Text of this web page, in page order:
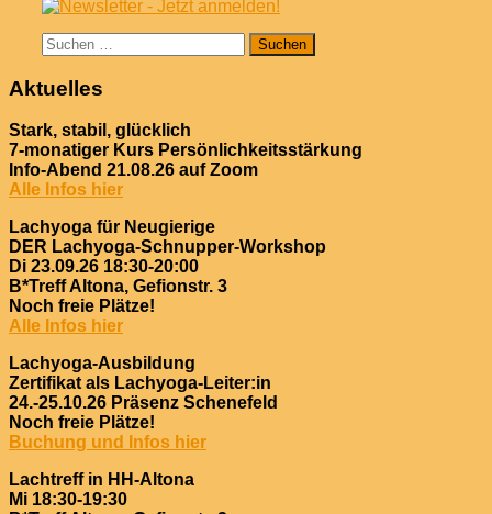
Suchen
nach:
Aktuelles
Stark, stabil, glücklich
7-monatiger Kurs Persönlichkeitsstärkung
Info-Abend 21.08.26 auf Zoom
Alle Infos hier
Lachyoga für Neugierige
DER Lachyoga-Schnupper-Workshop
Di 23.09.26 18:30-20:00
B*Treff Altona, Gefionstr. 3
Noch freie Plätze!
Alle Infos hier
Lachyoga-Ausbildung
Zertifikat als Lachyoga-Leiter:in
24.-25.10.26 Präsenz Schenefeld
Noch freie Plätze!
Buchung und Infos hier
Lachtreff in HH-Altona
Mi 18:30-19:30